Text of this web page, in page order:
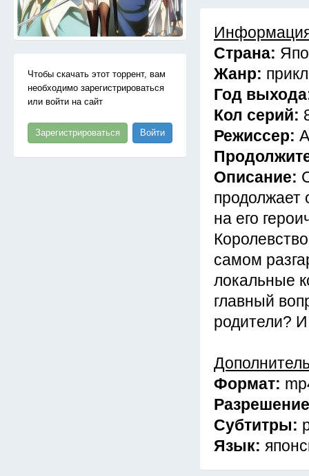
Чтобы скачать этот торрент, вам
необходимо зарегистрироваться
или войти на сайт
Зарегистрироваться Войти
Страна:
Жанр:
Год
Кол серий:
Режиссер:
Описание:
продолжает
на его
самом
локальные
главный
родители? И
Формат:
Субтитры:
Язык: